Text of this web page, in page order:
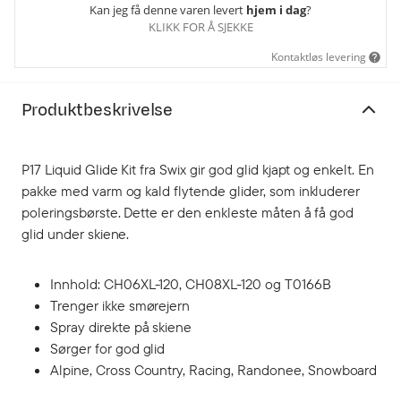
Kan jeg få denne varen levert hjem i dag?
KLIKK FOR Å SJEKKE
Kontaktløs levering
Produktbeskrivelse
P17 Liquid Glide Kit fra Swix gir god glid kjapt og enkelt. En
pakke med varm og kald flytende glider, som inkluderer
poleringsbørste. Dette er den enkleste måten å få god
glid under skiene.
Innhold: CH06XL-120, CH08XL-120 og T0166B
Trenger ikke smørejern
Spray direkte på skiene
Sørger for god glid
Alpine, Cross Country, Racing, Randonee, Snowboard